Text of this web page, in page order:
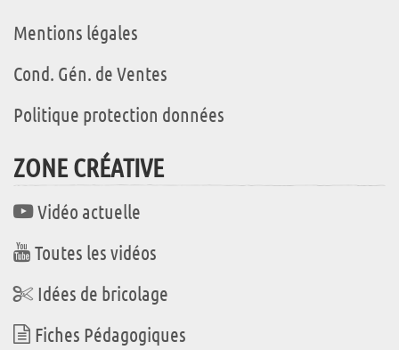
Mentions légales
Cond. Gén. de Ventes
Politique protection données
ZONE CRÉATIVE
Vidéo actuelle
Toutes les vidéos
Idées de bricolage
Fiches Pédagogiques